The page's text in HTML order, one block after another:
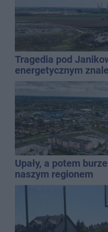
Tragedia pod
energetycznym
mężczyzny
Upały, a potem
naszym regionem